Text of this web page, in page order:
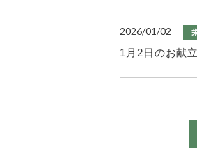
2026/01/02
1月2日のお献立